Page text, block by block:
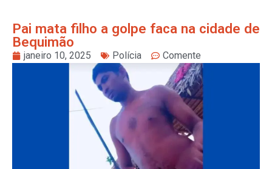
Pai mata filho a golpe faca na cidade de
Bequimão
janeiro 10, 2025 Polícia Comente